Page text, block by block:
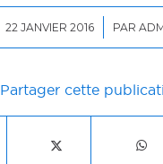
22 JANVIER 2016
/ PAR
Partager cette